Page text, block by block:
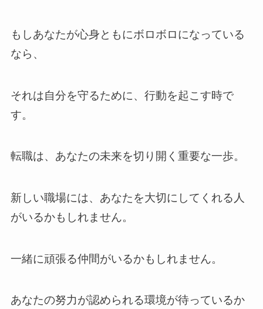
もしあなたが心身ともにボロボロになっている
なら、
それは自分を守るために、行動を起こす時で
す。
転職は、あなたの未来を切り開く重要な一歩。
新しい職場には、あなたを大切にしてくれる人
がいるかもしれません。
一緒に頑張る仲間がいるかもしれません。
あなたの努力が認められる環境が待っているか